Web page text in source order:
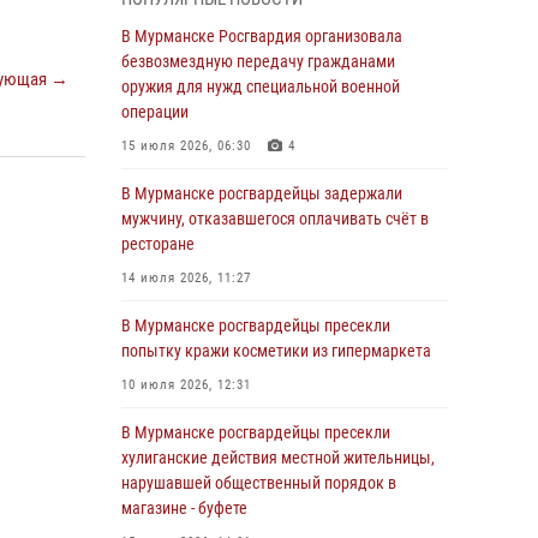
→
пресекли утренний дебош в баре на улице
Карла Маркса
04 августа 2026, 08:54
Морской отряд Северо - Западного округа
образования
03 августа 2026, 12:23 4
дебошира на автозаправочной станции
03 августа 2026, 09:12
Сотрудники Росгвардии провели инструктаж
по антитеррористической защищенности для
членов избирательных комиссий в
преддверии выборов
31 июля 2026, 08:48
В Мурманске Росгвардия организовала
безвозмездную передачу гражданами
оружия для нужд специальной военной
операции
15 июля 2026, 06:30 4
В Мурманске росгвардейцы задержали
мужчину, отказавшегося оплачивать счёт в
ресторане
14 июля 2026, 11:27
В Мурманске росгвардейцы пресекли
попытку кражи косметики из гипермаркета
10 июля 2026, 12:31
В Мурманске росгвардейцы пресекли
хулиганские действия местной жительницы,
нарушавшей общественный порядок в
магазине - буфете